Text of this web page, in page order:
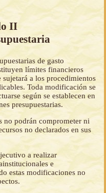
II
de gasto
límites financieros
a los procedimientos
Toda modificación se
según se establecen en
presupuestarias.
no podrán comprometer ni
no declarados en sus
a realizar
e
estas modificaciones no